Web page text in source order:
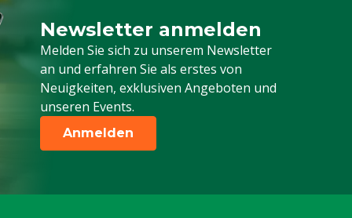
Newsletter anmelden
Melden Sie sich zu unserem Newsletter
an und erfahren Sie als erstes von
Neuigkeiten, exklusiven Angeboten und
unseren Events.
Melden Sie sich für unseren Newsletter
Anmelden